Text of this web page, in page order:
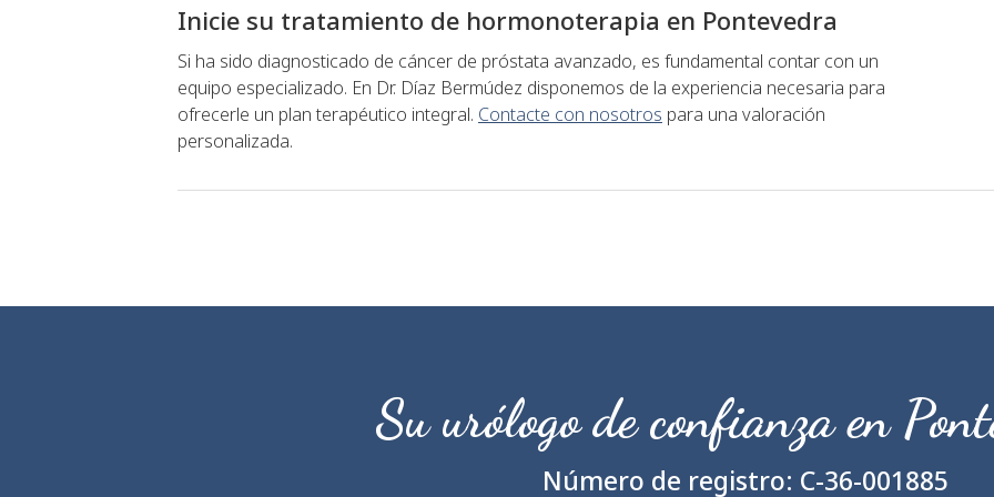
Inicie su tratamiento de hormonoterapia en Pontevedra
Si ha sido diagnosticado de cáncer de próstata avanzado, es fundamental contar con un
equipo especializado. En Dr. Díaz Bermúdez disponemos de la experiencia necesaria para
ofrecerle un plan terapéutico integral. Contacte con nosotros para una valoración
personalizada.
Su urólogo de confianza en
Número de registro: C-36-001885